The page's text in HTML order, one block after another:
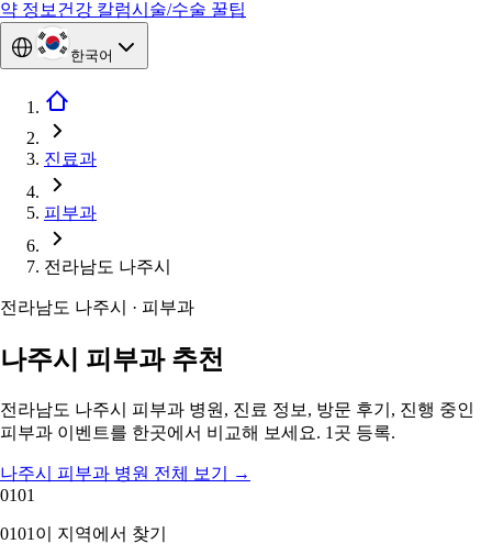
약 정보 건강 칼럼시술/수술 꿀팁
한국어
진료과
피부과
전라남도 나주시
전라남도 나주시 · 피부과
나주시 피부과 추천
전라남도 나주시 피부과 병원, 진료 정보, 방문 후기, 진행 중인
피부과 이벤트를 한곳에서 비교해 보세요. 1곳 등록.
나주시 피부과 병원 전체 보기
→
0101
0101 이 지역에서 찾기